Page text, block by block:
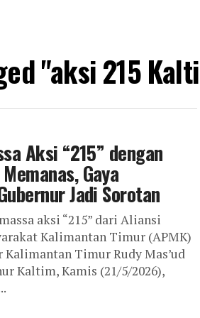
"aksi 215
Aksi “215” dengan
Gaya
Jadi Sorotan
aksi “215” dari Aliansi
Kalimantan Timur (APMK)
Kalimantan Timur Rudy Mas’ud
Kaltim, Kamis (21/5/2026),